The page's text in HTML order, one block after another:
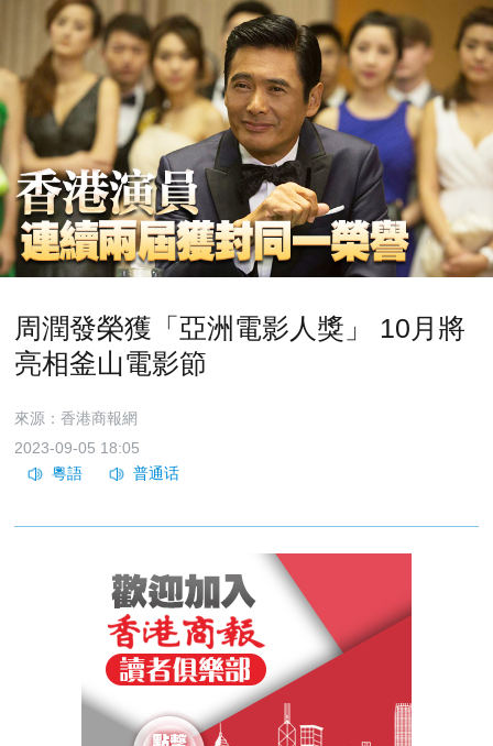
周潤發榮獲「亞洲電影人獎」 10月將
亮相釜山電影節
來源：香港商報網
2023-09-05 18:05